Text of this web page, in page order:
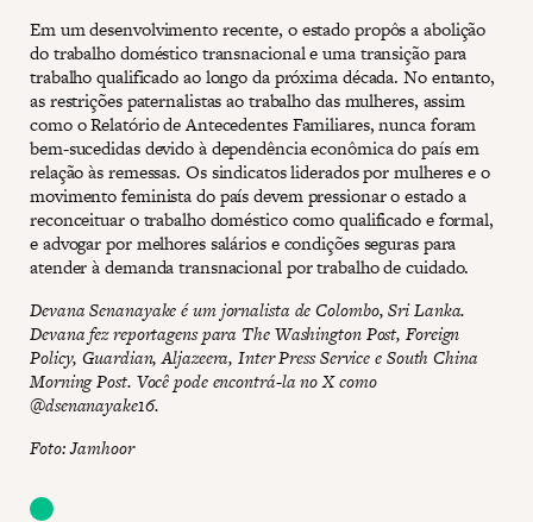
Em um desenvolvimento recente, o estado propôs a abolição
do trabalho doméstico transnacional e uma transição para
trabalho qualificado ao longo da próxima década. No entanto,
as restrições paternalistas ao trabalho das mulheres, assim
como o Relatório de Antecedentes Familiares, nunca foram
bem-sucedidas devido à dependência econômica do país em
relação às remessas. Os sindicatos liderados por mulheres e o
movimento feminista do país devem pressionar o estado a
reconceituar o trabalho doméstico como qualificado e formal,
e advogar por melhores salários e condições seguras para
atender à demanda transnacional por trabalho de cuidado.
Devana Senanayake é um jornalista de Colombo, Sri Lanka.
Devana fez reportagens para The Washington Post, Foreign
Policy, Guardian, Aljazeera, Inter Press Service e South China
Morning Post. Você pode encontrá-la no X como
@dsenanayake16.
Foto: Jamhoor